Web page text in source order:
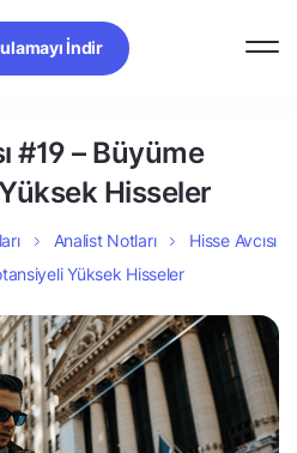
İndir
#19 – Büyüme
Hisseler
Analist Notları
Hisse Avcısı
Yüksek Hisseler